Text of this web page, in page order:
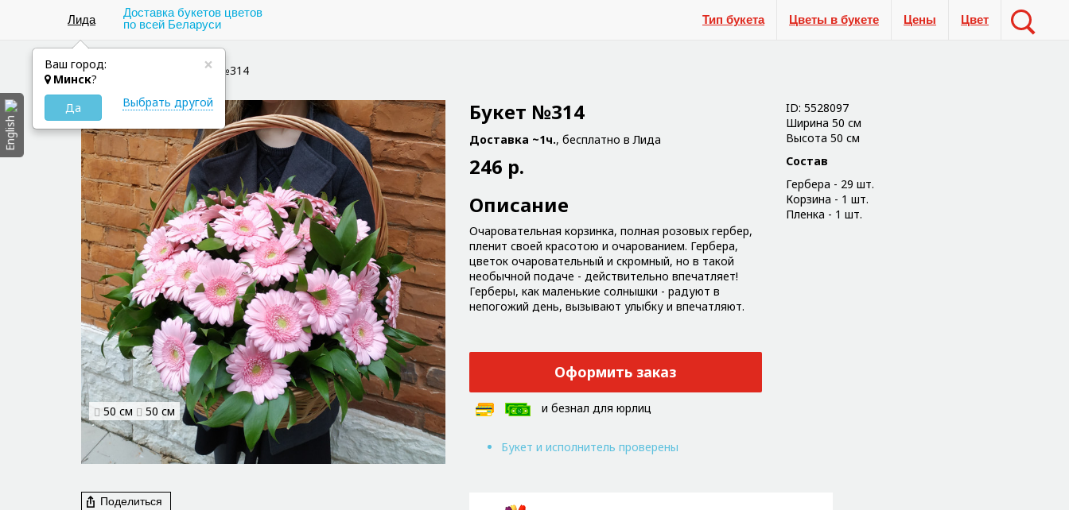
Лида
×
Ваш город:
Минск?
Да
Выбрать другой
Доставка букетов цветов
по всей Беларуси
Тип букета Цветы в букете Цены Цвет
Цветы в Лида Букет №314
50 см 50 см
Поделиться
Букет №314
Доставка ~1ч., бесплатно в Лида
246 р.
Описание
Очаровательная корзинка, полная розовых гербер,
пленит своей красотою и очарованием. Гербера,
цветок очаровательный и скромный, но в такой
необычной подаче - действительно впечатляет!
Герберы, как маленькие солнышки - радуют в
непогожий день, вызывают улыбку и впечатляют.
Оформить заказ
и безнал для юрлиц
Букет и исполнитель проверены
ID: 5528097
Ширина 50 см
Высота 50 см
Состав
Гербера - 29 шт.
Корзина - 1 шт.
Пленка - 1 шт.
English